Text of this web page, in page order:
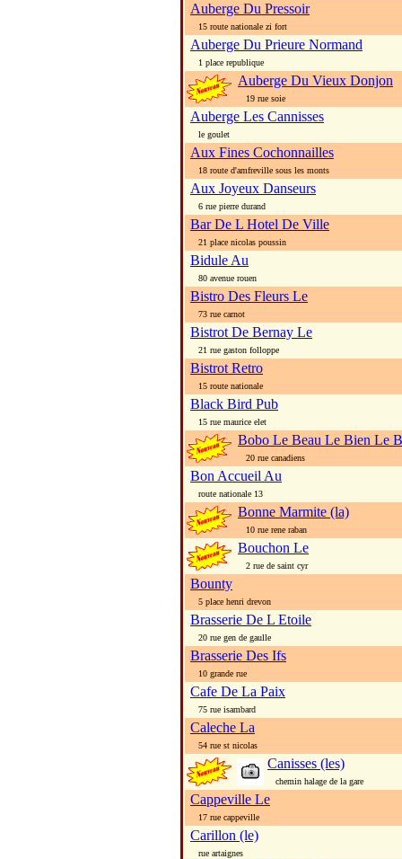
Auberge Du Pressoir
15 route nationale zi fort
Auberge Du Prieure Normand
1 place republique
Auberge Du Vieux Donjon
19 rue soie
Auberge Les Cannisses
le goulet
Aux Fines Cochonnailles
18 route d'amfreville sous les monts
Aux Joyeux Danseurs
6 rue pierre durand
Bar De L Hotel De Ville
21 place nicolas poussin
Bidule Au
80 avenue rouen
Bistro Des Fleurs Le
73 rue carnot
Bistrot De Bernay Le
21 rue gaston folloppe
Bistrot Retro
15 route nationale
Black Bird Pub
15 rue maurice elet
Bobo Le Beau Le Bien Le
20 rue canadiens
Bon Accueil Au
route nationale 13
Bonne Marmite (la)
10 rue rene raban
Bouchon Le
2 rue de saint cyr
Bounty
5 place henri drevon
Brasserie De L Etoile
20 rue gen de gaulle
Brasserie Des Ifs
10 grande rue
Cafe De La Paix
75 rue isambard
Caleche La
54 rue st nicolas
Canisses (les)
chemin halage de la gare
Cappeville Le
17 rue cappeville
Carillon (le)
rue artaignes